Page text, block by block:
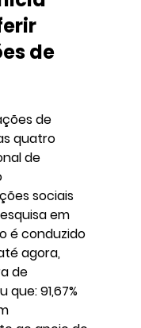
de
de
quatro
de
sociais
em
é conduzido
agora,
de
91,67%